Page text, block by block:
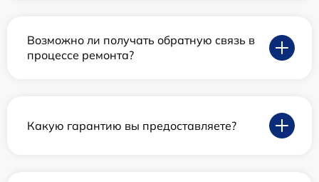
Возможно ли получать обратную связь в
процессе ремонта?
Какую гарантию вы предоставляете?